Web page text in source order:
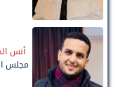
أنس
مجلس